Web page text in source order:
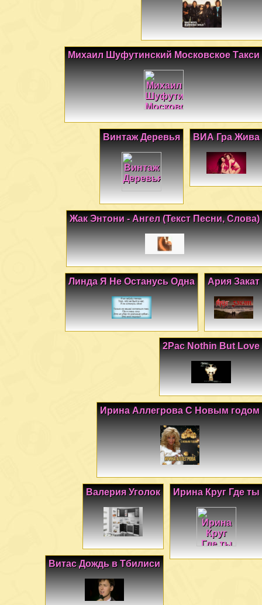
Михаил Шуфутинский Московское Такси
ВИА Гра Жива
Винтаж Деревья
Жак Энтони - Ангел (Текст Песни, Слова)
Ария Закат
Линда Я Не Останусь Одна
2Pac Nothin But Love
Ирина Аллегрова С Новым годом
Ирина Круг Где ты
Валерия Уголок
Витас Дождь в Тбилиси